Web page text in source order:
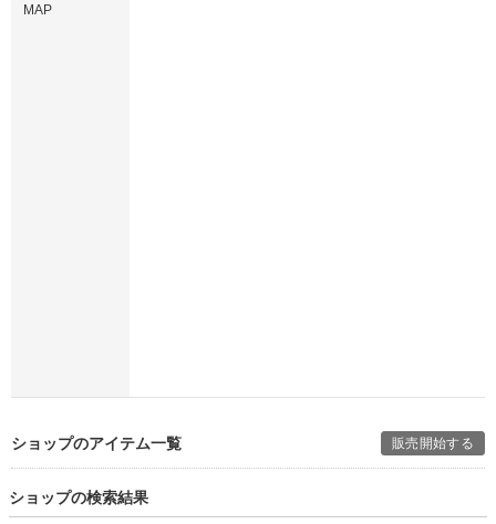
MAP
ショップのアイテム一覧 販売開始する
ショップの検索結果